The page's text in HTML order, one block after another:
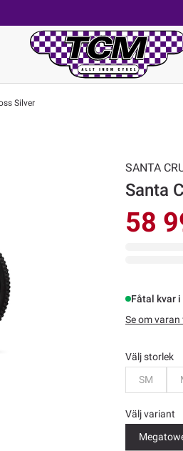
Silver
SANTA
Santa
58
Fåtal kvar
Se om
Välj storlek
SM
Välj variant